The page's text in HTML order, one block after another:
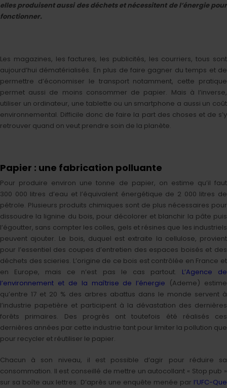
elles produisent aussi des déchets et nécessitent de l’énergie pour
fonctionner.
Les magazines, les factures, les publicités, les courriers, tous sont
aujourd’hui dématérialisés. En plus de faire gagner du temps et de
permettre d’économiser le transport notamment, cette pratique
permet aussi de moins consommer de papier. Mais à l’inverse,
utiliser un ordinateur, une tablette ou un smartphone a aussi un coût
environnemental. Difficile donc de faire la part des choses et de s’y
retrouver quand on veut prendre soin de la planète.
Papier : une fabrication polluante
Pour produire environ une tonne de papier, on estime qu’il faut
300 000 litres d’eau et l’équivalent énergétique de 2 000 litres de
pétrole. Plusieurs produits chimiques sont de plus nécessaires pour
dissoudre la lignine du bois, pour décolorer et blanchir la pâte puis
l’égoutter, sans compter les colles, gels et résines que les industriels
peuvent ajouter. Le bois, duquel est extraite la cellulose, provient
pour l’essentiel des coupes d’entretien des espaces boisés et des
déchets des scieries. L’origine de ce bois est contrôlée en France et
en Europe, mais ce n’est pas le cas partout. L’Agence de
l’environnement et de la maîtrise de l’énergie (Ademe) estime
qu’entre 17 et 20 % des arbres abattus dans le monde servent à
l’industrie papetière et participent à la dévastation des dernières
forêts primaires. Des progrès ont toutefois été réalisés ces
dernières années par cette industrie tant pour limiter la pollution que
pour recycler et réutiliser le papier.
Chacun à son niveau, il est possible d’agir pour réduire sa
consommation. Il est conseillé de mettre un autocollant « Stop pub »
sur sa boîte aux lettres. D’après une enquête menée par l’UFC-Que